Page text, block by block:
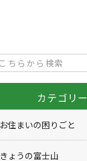
カテゴリー
お住まいの困りごと
きょうの富士山